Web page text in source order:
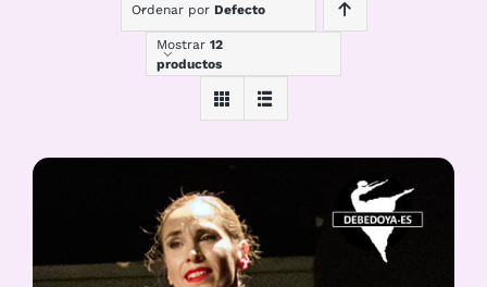
Ordenar por Defecto
Mostrar 12
productos